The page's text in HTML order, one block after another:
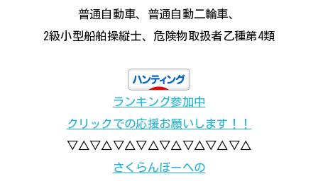
普通自動車、普通自動二輪車、
2級小型船舶操縦士、危険物取扱者乙種第4類
ランキング参加中
クリックでの応援お願いします！！
▽△▽△▽△▽△▽△▽△▽△▽△
さくらんぼーへの